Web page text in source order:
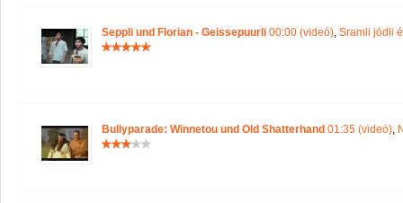
Seppli und Florian - Geissepuurli 00:00 (videó), Sramli jódli
Bullyparade: Winnetou und Old Shatterhand 01:35 (videó),